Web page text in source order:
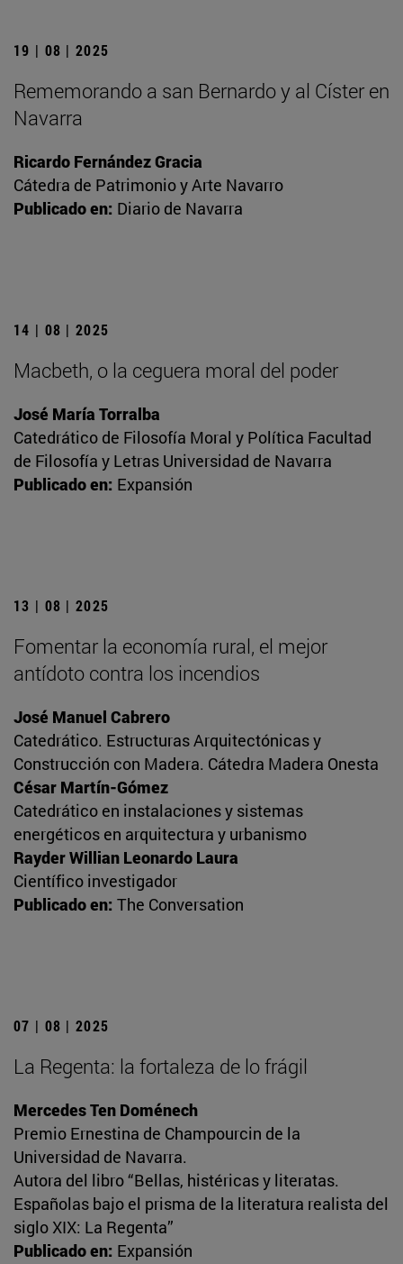
19 | 08 | 2025
Rememorando a san Bernardo y al Císter en
Navarra
Ricardo Fernández Gracia
Cátedra de Patrimonio y Arte Navarro
Publicado en: Diario de Navarra
14 | 08 | 2025
Macbeth, o la ceguera moral del poder
José María Torralba
Catedrático de Filosofía Moral y Política Facultad
de Filosofía y Letras Universidad de Navarra
Publicado en: Expansión
13 | 08 | 2025
Fomentar la economía rural, el mejor
antídoto contra los incendios
José Manuel Cabrero
Catedrático. Estructuras Arquitectónicas y
Construcción con Madera. Cátedra Madera Onesta
César Martín-Gómez
Catedrático en instalaciones y sistemas
energéticos en arquitectura y urbanismo
Rayder Willian Leonardo Laura
Científico investigador
Publicado en: The Conversation
07 | 08 | 2025
La Regenta: la fortaleza de lo frágil
Mercedes Ten Doménech
Premio Ernestina de Champourcin de la
Universidad de Navarra.
Autora del libro “Bellas, histéricas y literatas.
Españolas bajo el prisma de la literatura realista del
siglo XIX: La Regenta”
Publicado en: Expansión